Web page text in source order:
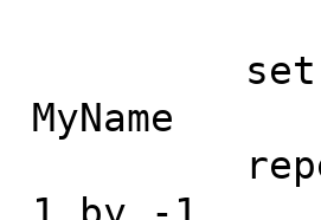
set
MyName
repeat